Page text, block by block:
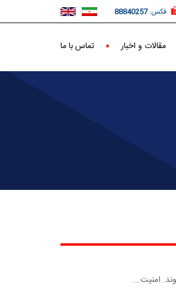
فکس:88840257
مقالات و اخبار تماس با ما
امنیت...